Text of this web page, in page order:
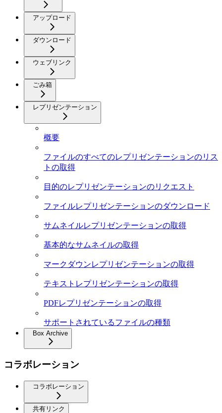
アップロード
ダウンロード
ウェブリンク
ごみ箱
レプリゼンテーション
概要
ファイルのすべてのレプリゼンテーションのリス
トの取得
目的のレプリゼンテーションのリクエスト
ファイルレプリゼンテーションのダウンロード
サムネイルレプリゼンテーションの取得
基本的なサムネイルの取得
マークダウンレプリゼンテーションの取得
テキストレプリゼンテーションの取得
PDFレプリゼンテーションの取得
サポートされているファイルの種類
Box Archive
コラボレーション
コラボレーション
共有リンク